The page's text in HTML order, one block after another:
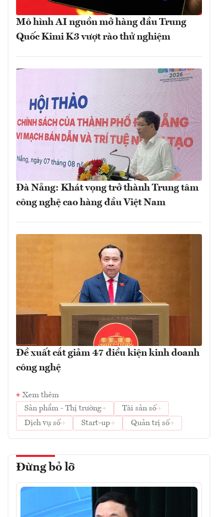
Mô hình AI nguồn mở hàng đầu Trung
Quốc Kimi K3 vượt rào thử nghiệm
Đà Nẵng: Khát vọng trở thành Trung tâm
công nghệ cao hàng đầu Việt Nam
Đề xuất cắt giảm 47 điều kiện kinh doanh
công nghệ
Xem thêm
Sản phẩm - Thị trường
Tài sản số
Dịch vụ số
Start-up Quản trị số
Đừng bỏ lỡ